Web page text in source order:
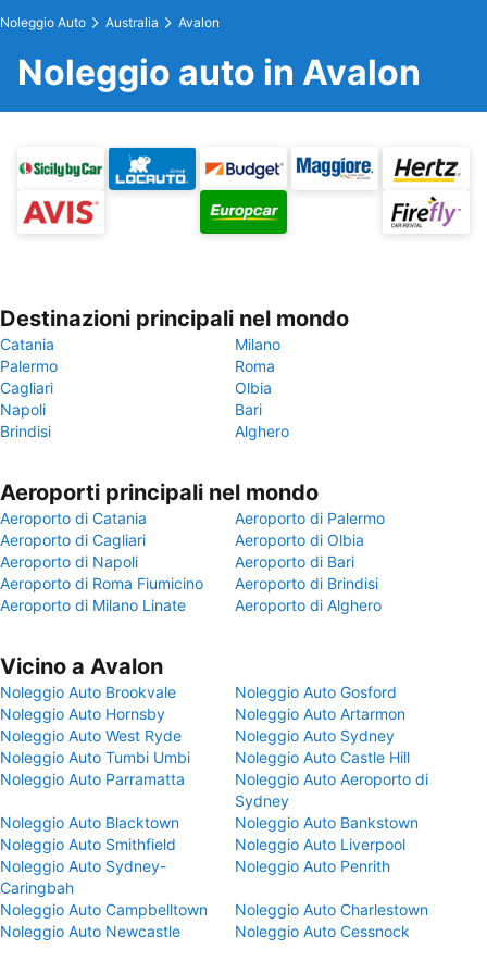
Noleggio Auto Australia Avalon
Noleggio auto in Avalon
Destinazioni principali nel mondo
Catania
Milano
Palermo
Roma
Cagliari
Olbia
Napoli
Bari
Brindisi
Alghero
Aeroporti principali nel mondo
Aeroporto di Catania
Aeroporto di Palermo
Aeroporto di Cagliari
Aeroporto di Olbia
Aeroporto di Napoli
Aeroporto di Bari
Aeroporto di Roma Fiumicino
Aeroporto di Brindisi
Aeroporto di Milano Linate
Aeroporto di Alghero
Vicino a Avalon
Noleggio Auto Brookvale
Noleggio Auto Gosford
Noleggio Auto Hornsby
Noleggio Auto Artarmon
Noleggio Auto West Ryde
Noleggio Auto Sydney
Noleggio Auto Tumbi Umbi
Noleggio Auto Castle Hill
Noleggio Auto Parramatta
Noleggio Auto Aeroporto di
Sydney
Noleggio Auto Blacktown
Noleggio Auto Bankstown
Noleggio Auto Smithfield
Noleggio Auto Liverpool
Noleggio Auto Sydney-
Caringbah
Noleggio Auto Penrith
Noleggio Auto Campbelltown
Noleggio Auto Charlestown
Noleggio Auto Newcastle
Noleggio Auto Cessnock